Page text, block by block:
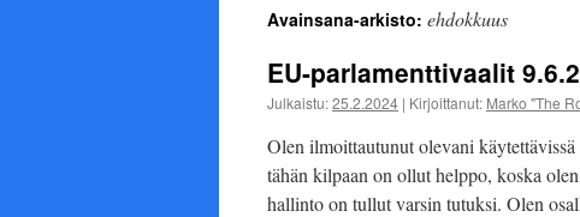
Avainsana-arkisto: ehdokkuus
EU-parlamenttivaalit
Julkaistu:25.2.2024 | Kirjoittanut: Marko "The
Olen ilmoittautunut olevani
tähän kilpaan on ollut helppo, koska
hallinto on tullut varsin tutuksi. Olen